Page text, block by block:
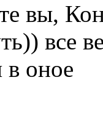
вы,
все
в оное